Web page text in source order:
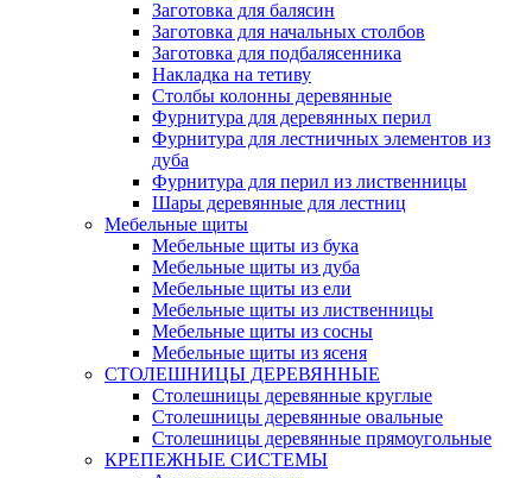
Заготовка для балясин
Заготовка для начальных столбов
Заготовка для подбалясенника
Накладка на тетиву
Столбы колонны деревянные
Фурнитура для деревянных перил
Фурнитура для лестничных элементов из
дуба
Фурнитура для перил из лиственницы
Шары деревянные для лестниц
Мебельные щиты
Мебельные щиты из бука
Мебельные щиты из дуба
Мебельные щиты из ели
Мебельные щиты из лиственницы
Мебельные щиты из сосны
Мебельные щиты из ясеня
СТОЛЕШНИЦЫ ДЕРЕВЯННЫЕ
Столешницы деревянные круглые
Столешницы деревянные овальные
Столешницы деревянные прямоугольные
КРЕПЕЖНЫЕ СИСТЕМЫ